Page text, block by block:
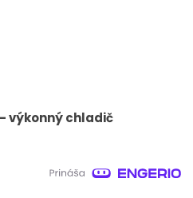
- výkonný chladič